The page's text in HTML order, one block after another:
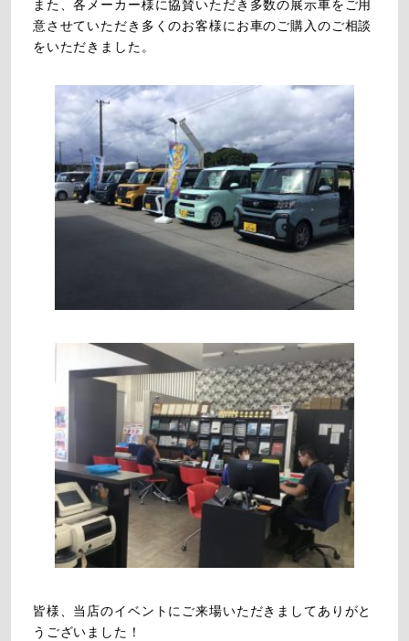
また、各メーカー様に協賛いただき多数の展示車をご用
意させていただき多くのお客様にお車のご購入のご相談
をいただきました。
皆様、当店のイベントにご来場いただきましてありがと
うございました！